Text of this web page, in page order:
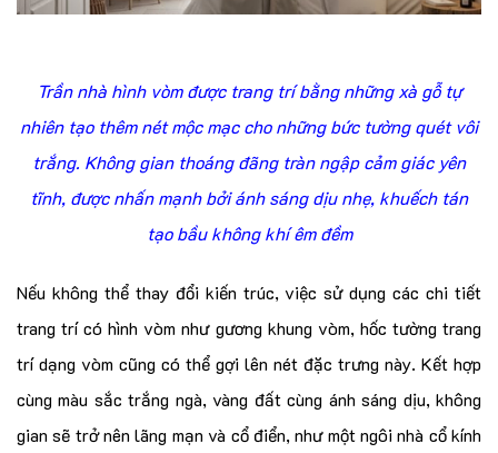
Trần nhà hình vòm được trang trí bằng những xà gỗ tự
nhiên tạo thêm nét mộc mạc cho những bức tường quét vôi
trắng. Không gian thoáng đãng tràn ngập cảm giác yên
tĩnh, được nhấn mạnh bởi ánh sáng dịu nhẹ, khuếch tán
tạo bầu không khí êm đềm
Nếu không thể thay đổi kiến trúc, việc sử dụng các chi tiết
trang trí có hình vòm như gương khung vòm, hốc tường trang
trí dạng vòm cũng có thể gợi lên nét đặc trưng này. Kết hợp
cùng màu sắc trắng ngà, vàng đất cùng ánh sáng dịu, không
gian sẽ trở nên lãng mạn và cổ điển, như một ngôi nhà cổ kính